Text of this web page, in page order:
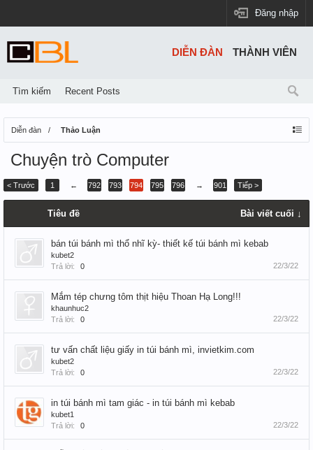
Đăng nhập
Diễn đàn Thảo Luận
Chuyện trò Computer
< Trước 1 ← 792 793 794 795 796 → 901 Tiếp >
Tiêu đề Bài viết cuối ↓
bán túi bánh mì thổ nhĩ kỳ- thiết kế túi bánh mì kebab
kubet2
Trả lời:
0 22/3/22
Mắm tép chưng tôm thịt hiệu Thoan Hạ Long!!!
khaunhuc2
Trả lời:
0 22/3/22
tư vấn chất liệu giấy in túi bánh mì, invietkim.com
kubet2
Trả lời:
0 22/3/22
in túi bánh mì tam giác - in túi bánh mì kebab
kubet1
Trả lời:
0 22/3/22
DIỄN ĐÀN
Tìm kiếm Recent Posts
THÀNH VIÊN